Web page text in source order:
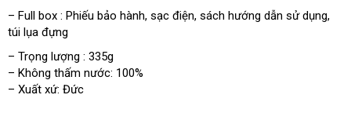
khẩu
– Full box : Phiếu bảo hànhmua
, sạc điệnnổi
, sách hướng dẫn sử dụnggiá
,
túi lụa đựng
– Trọng lượng : 335g
– Không thấm nước: 100%
– Xuất xứ: Đức